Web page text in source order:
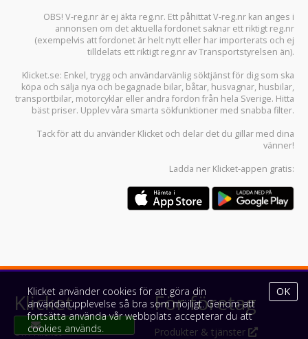
OBS! V-reg.nr är ej äkta reg.nr. Ett påhittat V-reg.nr kan anges i
annonsen om det aktuella fordonet saknar ett riktigt reg.nr
(exempelvis att fordonet är helt nytt eller har importerats och ej
tilldelats ett riktigt reg.nr av Transportstyrelsen än).
Klicket.se: Enkel, trygg och användarvänlig söktjänst för dig som ska
köpa och sälja nya och begagnade bilar, båtar, husvagnar, husbilar,
transportbilar, motorcyklar eller andra fordon från hela Sverige. Hitta
bäst priser. Upplev våra smarta sökfunktioner med snabba filter.
Tack för att du använder Klicket och delar det du gillar med dina
vänner!
Ladda ner Klicket-appen gratis:
Klicket
Om Klicket
För företag
Produkter & tjänster
Klicket använder cookies för att göra din
användarupplevelse så bra som möjligt. Genom att
fortsätta använda vår webbplats accepterar du att
cookies används.
OK